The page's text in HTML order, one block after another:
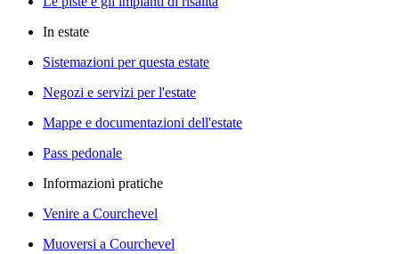
In estate
Sistemazioni per questa estate
Negozi e servizi per l'estate
Mappe e documentazioni dell'estate
Pass pedonale
Informazioni pratiche
Venire a Courchevel
Muoversi a Courchevel